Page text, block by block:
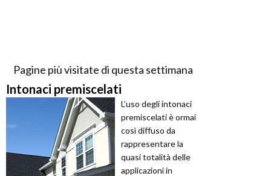
Pagine più visitate di questa settimana
Intonaci premiscelati
L’uso degli intonaci
premiscelati è ormai
così diffuso da
rappresentare la
quasi totalità delle
applicazioni in